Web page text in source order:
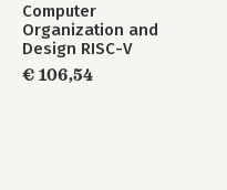
Computer
Organization and
Design RISC-V
Edition
€ 106,54